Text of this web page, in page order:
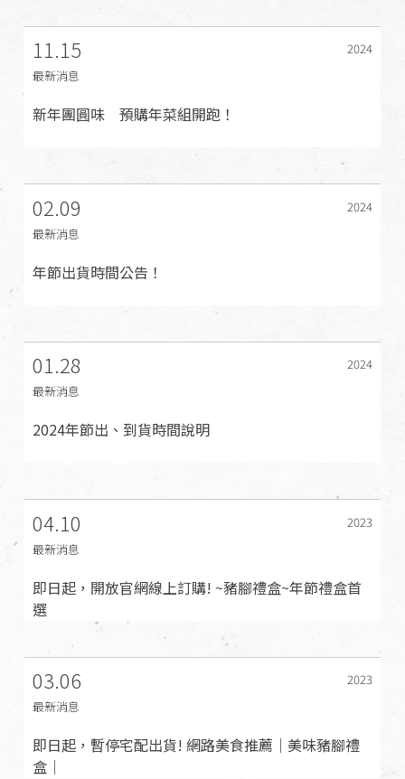
11.15
2024
最新消息
新年團圓味 預購年菜組開跑！
02.09
2024
最新消息
年節出貨時間公告！
01.28
2024
最新消息
2024年節出、到貨時間說明
04.10
2023
最新消息
即日起，開放官網線上訂購! ~豬腳禮盒~年節禮盒首
選
03.06
2023
最新消息
即日起，暫停宅配出貨! 網路美食推薦｜美味豬腳禮
盒｜